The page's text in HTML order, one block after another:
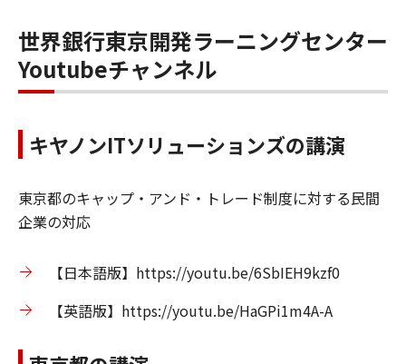
世界銀行東京開発ラーニングセンター
Youtubeチャンネル
キヤノンITソリューションズの講演
東京都のキャップ・アンド・トレード制度に対する民間
企業の対応
【日本語版】https://youtu.be/6SbIEH9kzf0
【英語版】https://youtu.be/HaGPi1m4A-A